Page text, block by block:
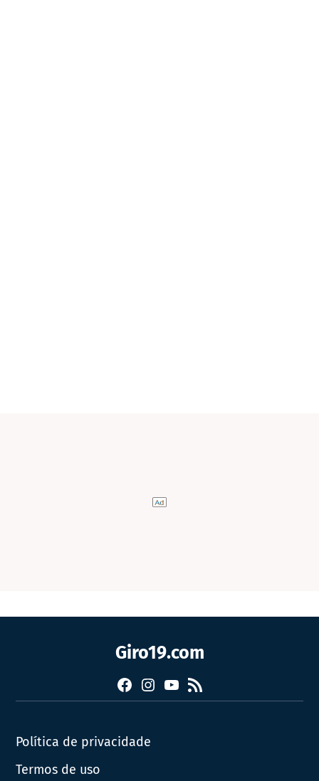
Giro19.com
Facebook
Instagram
YouTube
RSS
Política de privacidade
Termos de uso